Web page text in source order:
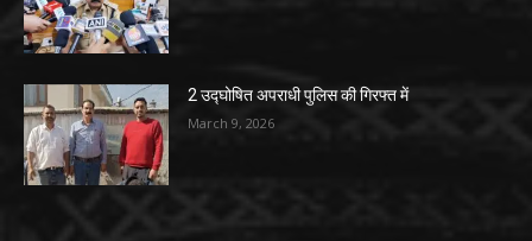
2 उद्घोषित अपराधी पुलिस की गिरफ्त में
March 9, 2026